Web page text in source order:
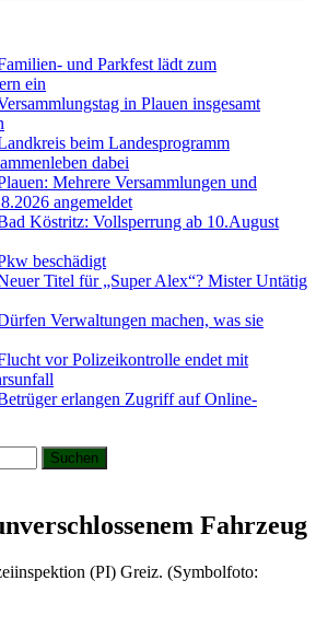
und Parkfest lädt zum
ein
in Plauen insgesamt
beim Landesprogramm
dabei
Mehrere Versammlungen und
angemeldet
Köstritz: Vollsperrung ab 10.August
beschädigt
Titel für „Super Alex“? Mister Untätig
Verwaltungen machen, was sie
vor Polizeikontrolle endet mit
erlangen Zugriff auf Online-
Fahrzeug
(PI) Greiz. (Symbolfoto: